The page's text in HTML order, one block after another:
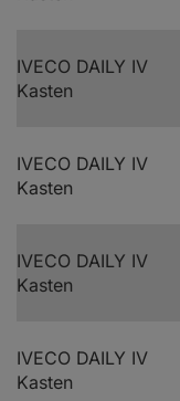
IVECO DAILY IV
Kasten
IVECO DAILY IV
Kasten
IVECO DAILY IV
Kasten
IVECO DAILY IV
Kasten